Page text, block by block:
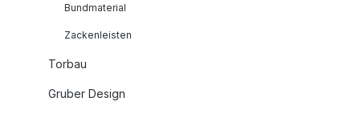
Bundmaterial
Zackenleisten
Torbau
Gruber Design